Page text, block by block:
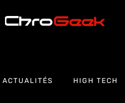
ACTUALITÉS HIGH TECH